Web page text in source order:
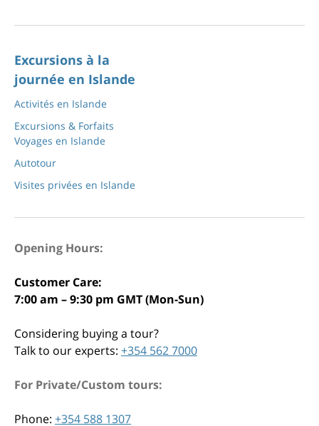
Excursions à la
journée en Islande
Activités en Islande
Excursions & Forfaits
Voyages en Islande
Autotour
Visites privées en Islande
Opening Hours:
Customer Care:
7:00 am – 9:30 pm GMT (Mon-Sun)
Considering buying a tour?
Talk to our experts: +354 562 7000
For Private/Custom tours:
Phone: +354 588 1307